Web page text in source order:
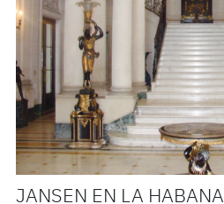
JANSEN EN LA HABANA